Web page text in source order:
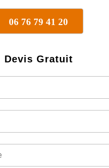
06 76 79 41 20
Devis Gratuit